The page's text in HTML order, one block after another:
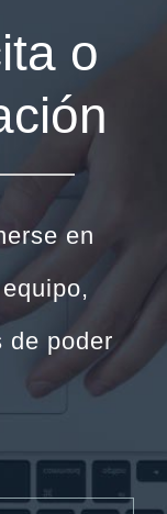
o
en
de poder